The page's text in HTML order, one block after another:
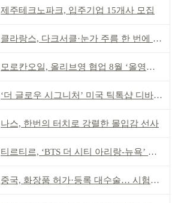
제주테크노파크, 입주기업 15개사 모집
클라랑스, 다크서클·눈가 주름 한 번에 더블 케어
모로칸오일, 올리브영 협업 8월 ‘올영픽’ 선정
‘더 글로우 시그니처’ 미국 틱톡샵 디바이스 부문 1위
나스, 한번의 터치로 강렬한 몰입감 선사
티르티르, ‘BTS 더 시티 아리랑-뉴욕’ 참여
중국, 화장품 허가·등록 대수술… 시험자료 공용 허용